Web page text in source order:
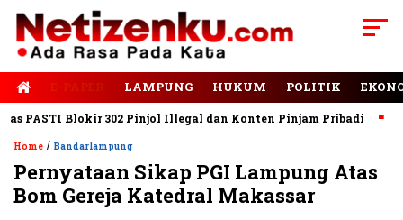
LAMPUNG HUKUM POLITIK
Blokir 302 Pinjol Illegal dan Konten Pinjam Pribadi
Home / Bandarlampung
Pernyataan Sikap PGI Lampung Atas
Bom Gereja Katedral Makassar